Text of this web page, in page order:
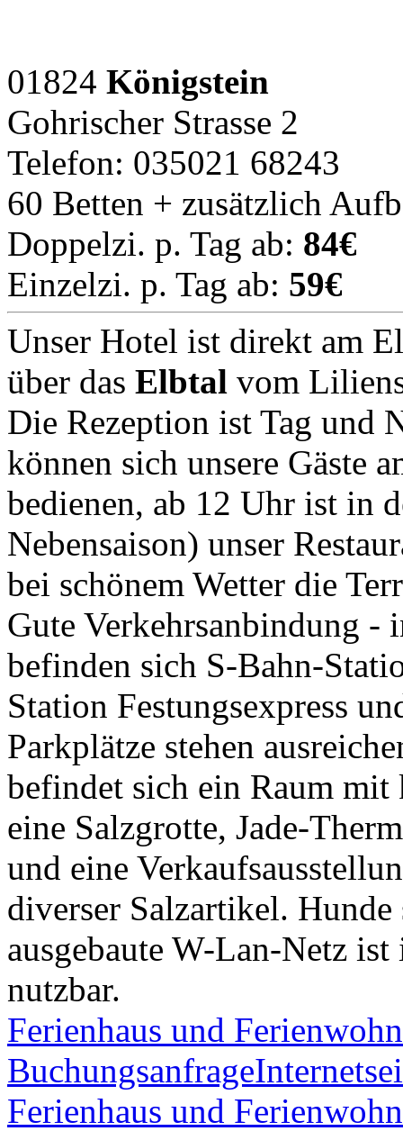
01824 Königstein
Gohrischer Strasse 2
Telefon: 035021 68243
60 Betten + zusätzlich
Doppelzi. p. Tag ab: 84€
Einzelzi. p. Tag ab: 59€
Unser Hotel ist direkt am
über das Elbtal vom
Die Rezeption ist Tag und
können sich unsere Gäste
bedienen, ab 12 Uhr ist in
Nebensaison) unser
bei schönem Wetter die
Gute Verkehrsanbindung -
befinden sich S-Bahn-
Station Festungsexpress
Parkplätze stehen
befindet sich ein Raum
eine Salzgrotte, Jade-
und eine
diverser Salzartikel.
ausgebaute W-Lan-Netz
nutzbar.
Ferienhaus und
Buchungsanfrage
Ferienhaus und